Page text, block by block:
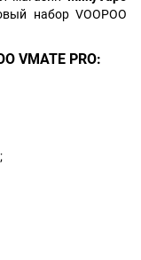
набор VOOPOO
VMATE PRO: